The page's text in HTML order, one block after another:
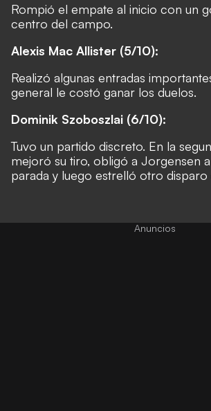
Rompió el empate al inicio con un
centro del campo.
Alexis Mac Allister (5/10):
Realizó algunas entradas
general le costó ganar los duelos.
Dominik Szoboszlai (6/10):
Tuvo un partido discreto. En la
mejoró su tiro, obligó a Jorgensen
parada y luego estrelló otro disparo